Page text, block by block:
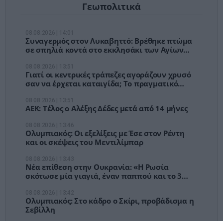
Γεωπολιτικά
Συναγερμός στον Λυκαβηττό: Βρέθηκε πτώμα
σε σπηλιά κοντά στο εκκλησάκι των Αγίων
Γιατί οι κεντρικές τράπεζες αγοράζουν χρυσό
σαν να έρχεται καταιγίδα; Το πραγματικό
ΑΕΚ: Τέλος ο Αλέξης Δέδες μετά από 14 μήνες
Ολυμπιακός: Οι εξελίξεις με Έσε στον Ρέντη
και οι σκέψεις του Μεντιλίμπαρ
Νέα επίθεση στην Ουκρανία: «Η Ρωσία
σκότωσε μία γιαγιά, έναν παππού και το 3
Ολυμπιακός: Στο κάδρο ο Σκίρι, προβάδισμα η
Σεβίλλη